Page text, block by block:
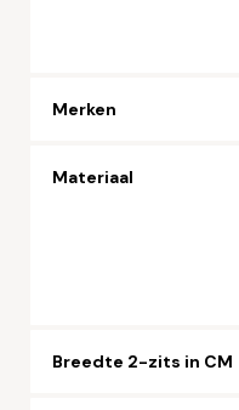
Merken
Materiaal
Breedte 2-zits in CM